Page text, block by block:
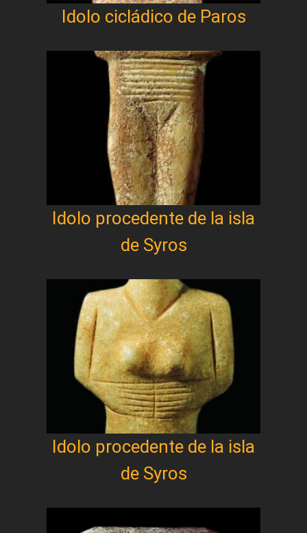
Idolo cicládico de Paros
Idolo procedente de la isla
de Syros
Idolo procedente de la isla
de Syros